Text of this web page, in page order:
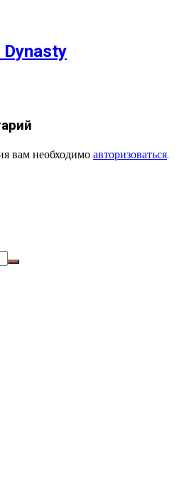
Dynasty
вам необходимо авторизоваться